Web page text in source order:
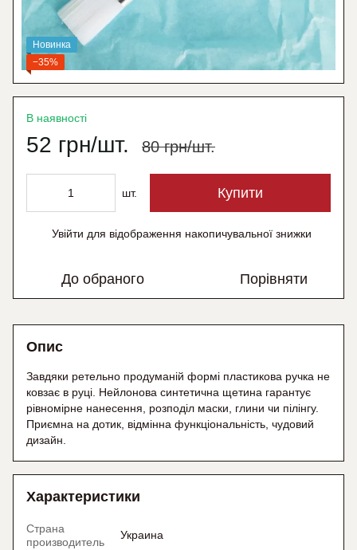
Новинка
−35%
В наявності
52 грн/шт. 80 грн/шт.
шт. Купити
Увійти для відображення накопичувальної знижки
До обраного Порівняти
Опис
Завдяки ретельно продуманій формі пластикова ручка не
ковзає в руці. Нейлонова синтетична щетина гарантує
рівномірне нанесення, розподіл маски, глини чи пілінгу.
Приємна на дотик, відмінна функціональність, чудовий
дизайн.
Характеристики
Страна
производитель
Украина